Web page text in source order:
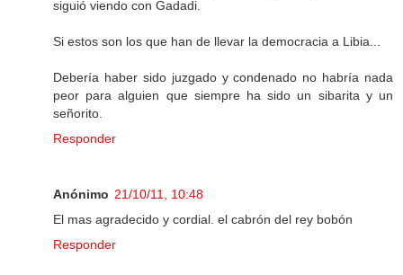
siguió viendo con Gadadi.
Si estos son los que han de llevar la democracia a Libia...
Debería haber sido juzgado y condenado no habría nada
peor para alguien que siempre ha sido un sibarita y un
señorito.
Responder
Anónimo 21/10/11, 10:48
El mas agradecido y cordial. el cabrón del rey bobón
Responder